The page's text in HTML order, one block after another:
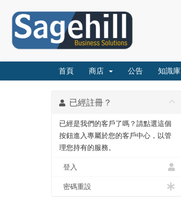
首頁 商店 公告 知識庫
已經註冊？
已經是我們的客戶了嗎？請點選這個
按鈕進入專屬於您的客戶中心，以管
理您持有的服務。
登入
密碼重設